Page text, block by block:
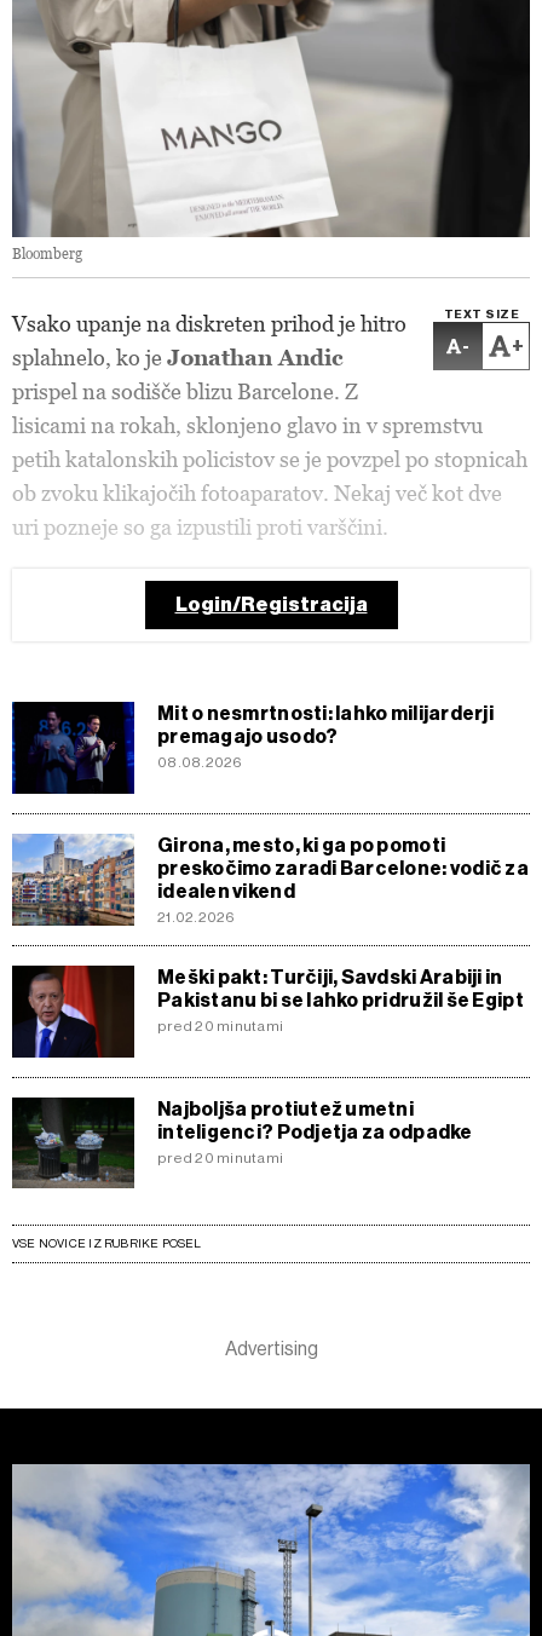
Bloomberg
TEXT SIZE
- +
Vsako upanje na diskreten prihod je hitro
splahnelo, ko je Jonathan Andic
prispel na sodišče blizu Barcelone. Z
lisicami na rokah, sklonjeno glavo in v spremstvu
petih katalonskih policistov se je povzpel po stopnicah
ob zvoku klikajočih fotoaparatov. Nekaj več kot dve
uri pozneje so ga izpustili proti varščini.
Login/Registracija
Mit o nesmrtnosti: lahko milijarderji
premagajo usodo?
08.08.2026
Girona, mesto, ki ga po pomoti
preskočimo zaradi Barcelone: vodič za
idealen vikend
21.02.2026
Meški pakt: Turčiji, Savdski Arabiji in
Pakistanu bi se lahko pridružil še Egipt
pred 20 minutami
Najboljša protiutež umetni
inteligenci? Podjetja za odpadke
pred 20 minutami
VSE NOVICE IZ RUBRIKE POSEL